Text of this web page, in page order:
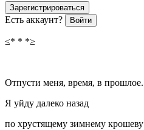
Зарегистрироваться
Есть аккаунт? Войти
≤* * *≥
Отпусти меня, время, в прошлое.
Я уйду далеко назад
по хрустящему зимнему крошеву